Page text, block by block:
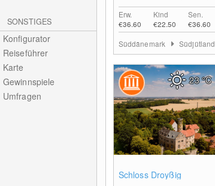
SONSTIGES
Konfigurator
Reiseführer
Karte
Gewinnspiele
Umfragen
Erw.
€36.60
Kind
€22.50
Sen.
€36.60
Süddänemark Südjütland
Schloss Droyßig
23°C